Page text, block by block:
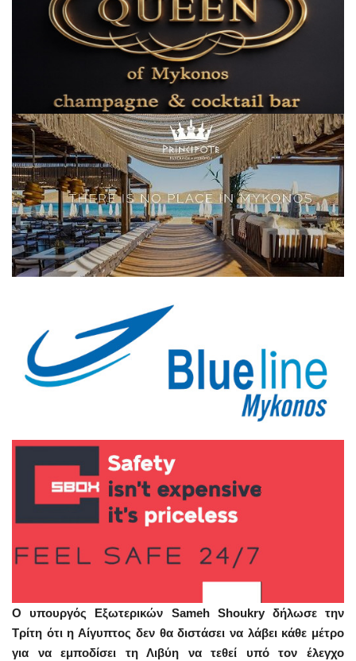
All News
Local Elections 2023
About
Elections 2023
Γλώσσα
Ελληνικά English
Ο υπουργός Εξωτερικών Sameh Shoukry δήλωσε την
Τρίτη ότι η Αίγυπτος δεν θα διστάσει να λάβει κάθε μέτρο
για να εμποδίσει τη Λιβύη να τεθεί υπό τον έλεγχο